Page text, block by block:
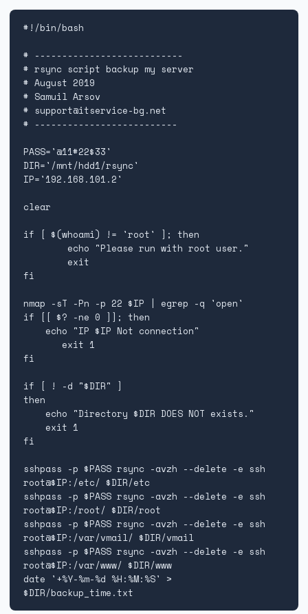
#!/bin/bash
# ---------------------------
# rsync script backup my server
# August 2019
# Samuil Arsov
# support@itservice-bg.net
# --------------------------
PASS='@11#22$33'
DIR='/mnt/hdd1/rsync'
IP='192.168.101.2'
clear
if [ $(whoami) != 'root' ]; then
fi
nmap -sT -Pn -p 22 $IP | egrep -q 'open'
if [[ $? -ne 0 ]]; then
fi
if [ ! -d "$DIR" ]
then
fi
sshpass -p $PASS rsync -avzh --delete -e ssh
root@$IP:/etc/ $DIR/etc
sshpass -p $PASS rsync -avzh --delete -e ssh
root@$IP:/root/ $DIR/root
sshpass -p $PASS rsync -avzh --delete -e ssh
root@$IP:/var/vmail/ $DIR/vmail
sshpass -p $PASS rsync -avzh --delete -e ssh
root@$IP:/var/www/ $DIR/www
date '+%Y-%m-%d %H:%M:%S' >